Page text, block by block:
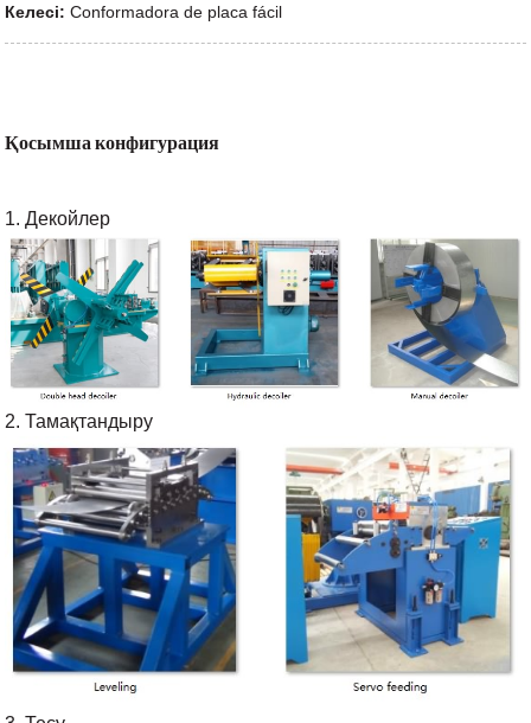
Келесі: Conformadora de placa fácil
Қосымша конфигурация
1. Декойлер
2. Тамақтандыру